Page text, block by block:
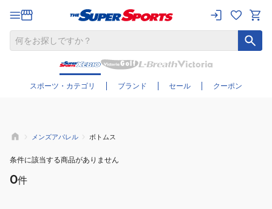
スポーツ・カテゴリ ブランド セール クーポン
さらに絞り込む
メンズアパレル ボトムス
条件に該当する商品がありません
0件